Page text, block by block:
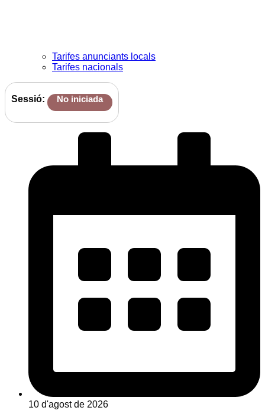
Tarifes anunciants locals
Tarifes nacionals
Sessió: No iniciada
10 d'agost de 2026